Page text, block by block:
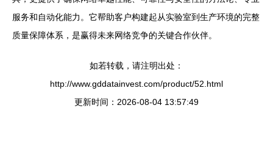
服务和自动化能力。它帮助客户构建起从实验室到生产环境的完整
质量保障体系，是赢得未来网络竞争的关键合作伙伴。
如若转载，请注明出处：
http://www.gddatainvest.com/product/52.html
更新时间：2026-08-04 13:57:49